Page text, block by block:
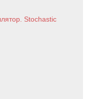
Stochastic